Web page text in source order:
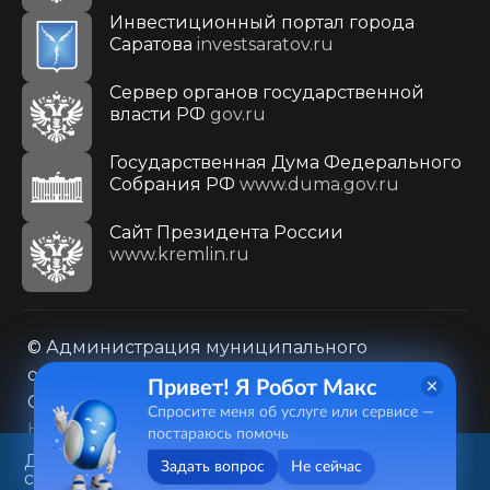
Инвестиционный портал города
Саратова investsaratov.ru
Сервер органов государственной
власти РФ gov.ru
Государственная Дума Федерального
Собрания РФ www.duma.gov.ru
Cайт Президента России
www.kremlin.ru
© Администрация муниципального
образования городского округа «Город
Саратов»
Контакты
Карта сайта
Политика в отношении обработки
персональных данных
Данный веб-сайт использует
cookie-файлы в целях
Привет! Я Робот Макс
Спросите меня об услуге или сервисе —
постараюсь помочь
Задать вопрос Не сейчас